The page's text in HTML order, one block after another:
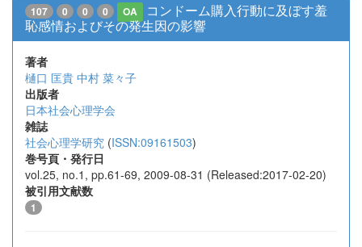
107 0 0 0 OA
コンドーム購入行動に及ぼす羞
恥感情およびその発生因の影響
著者
樋口 匡貴 中村 菜々子
出版者
日本社会心理学会
雑誌
社会心理学研究 (ISSN:09161503)
巻号頁・発行日
vol.25, no.1, pp.61-69, 2009-08-31 (Released:2017-02-20)
被引用文献数
1